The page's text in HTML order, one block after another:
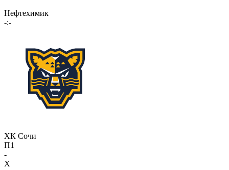
Нефтехимик
-:-
ХК Сочи
П1
-
X